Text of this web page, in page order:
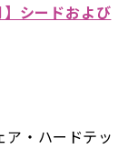
シードおよび
・ハードテッ